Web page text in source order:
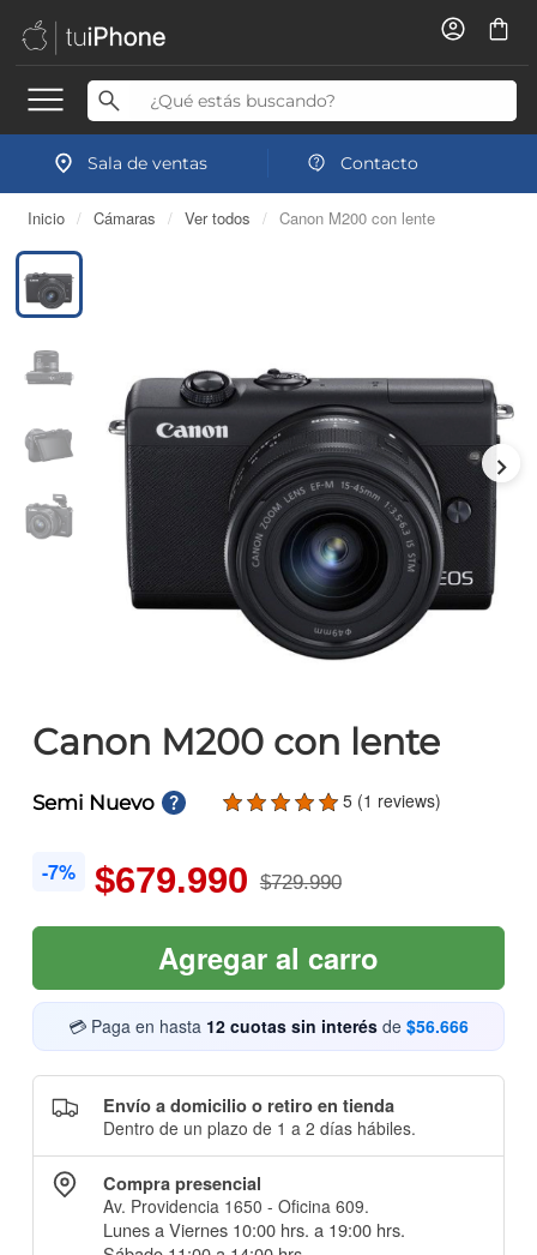
Sala de ventas Contacto
Inicio / Cámaras / Ver todos / Canon M200 con lente
Canon M200 con lente
Semi Nuevo 5 (1 reviews)
-7% $679.990 $729.990
Agregar al carro
💳 Paga en hasta 12 cuotas sin interés de $56.666
Envío a domicilio o retiro en tienda
Dentro de un plazo de 1 a 2 días hábiles.
Compra presencial
Av. Providencia 1650 - Oficina 609.
Lunes a Viernes 10:00 hrs. a 19:00 hrs.